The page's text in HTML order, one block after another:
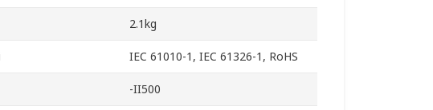
2.1kg
IEC 61010-1, IEC 61326-1, RoHS
-II500